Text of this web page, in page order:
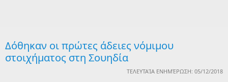
Δόθηκαν οι πρώτες άδειες νόμιμου
στοιχήματος στη Σουηδία
ΤΕΛΕΥΤΑΊΑ ΕΝΗΜΈΡΩΣΗ: 05/12/2018